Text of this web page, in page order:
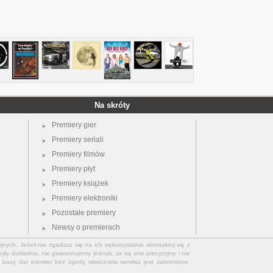
Na skróty
Premiery gier
Premiery seriali
Premiery filmów
Premiery płyt
Premiery książek
Premiery elektroniki
Pozostałe premiery
Newsy o premierach
Jeżeli nie zgadasz się na ich wykorzystanie skontaktuj się z
dokładne, nie gwarantujemy jednak, że są one precyzyjne i nie
dat premier bez zgody właściciela serwisu jest zabronione.